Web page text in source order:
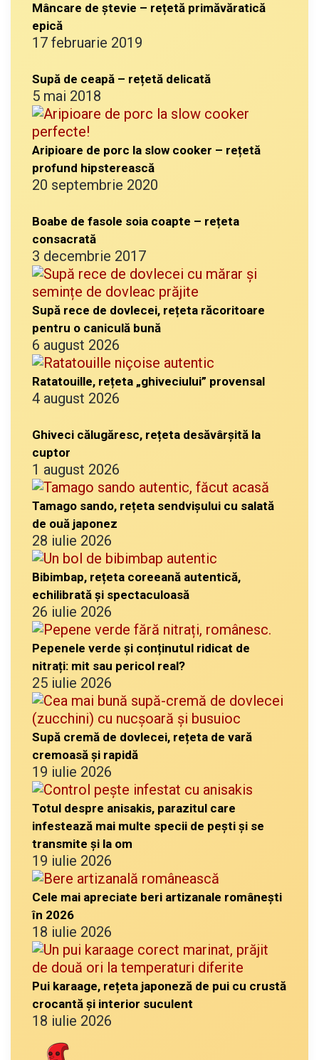
Mâncare de ștevie – rețetă primăvăratică
epică
17 februarie 2019
Supă de ceapă – rețetă delicată
5 mai 2018
Aripioare de porc la slow cooker – rețetă
profund hipsterească
20 septembrie 2020
Boabe de fasole soia coapte – rețeta
consacrată
3 decembrie 2017
Supă rece de dovlecei, rețeta răcoritoare
pentru o caniculă bună
6 august 2026
Ratatouille, rețeta „ghiveciului” provensal
4 august 2026
Ghiveci călugăresc, rețeta desăvârșită la
cuptor
1 august 2026
Tamago sando, rețeta sendvișului cu salată
de ouă japonez
28 iulie 2026
Bibimbap, rețeta coreeană autentică,
echilibrată și spectaculoasă
26 iulie 2026
Pepenele verde și conținutul ridicat de
nitrați: mit sau pericol real?
25 iulie 2026
Supă cremă de dovlecei, rețeta de vară
cremoasă și rapidă
19 iulie 2026
Totul despre anisakis, parazitul care
infestează mai multe specii de pești și se
transmite și la om
19 iulie 2026
Cele mai apreciate beri artizanale românești
în 2026
18 iulie 2026
Pui karaage, rețeta japoneză de pui cu crustă
crocantă și interior suculent
18 iulie 2026